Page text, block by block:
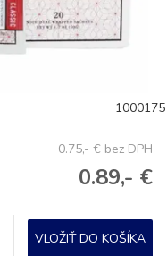
1000175
0.75,- € bez DPH
0.89,- €
VLOŽIŤ DO KOŠÍKA